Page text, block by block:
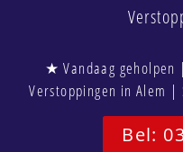
★ Vandaag geholpen
Verstoppingen in Alem
Bel: